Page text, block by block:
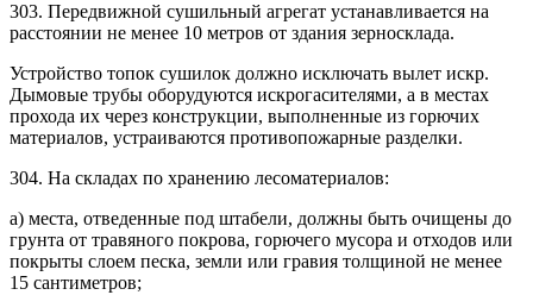
303. Передвижной сушильный агрегат устанавливается на
расстоянии не менее 10 метров от здания зерносклада.
Устройство топок сушилок должно исключать вылет искр.
Дымовые трубы оборудуются искрогасителями, а в местах
прохода их через конструкции, выполненные из горючих
материалов, устраиваются противопожарные разделки.
304. На складах по хранению лесоматериалов:
а) места, отведенные под штабели, должны быть очищены до
грунта от травяного покрова, горючего мусора и отходов или
покрыты слоем песка, земли или гравия толщиной не менее
15 сантиметров;